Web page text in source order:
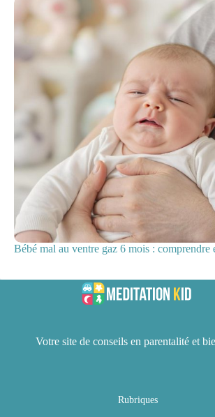
Bébé mal au ventre gaz 6 mois : comprendre
Votre site de conseils en parentalité et
Rubriques